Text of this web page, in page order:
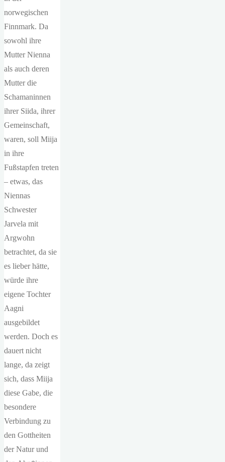
norwegischen
Finnmark. Da
sowohl ihre
Mutter Nienna
als auch deren
Mutter die
Schamaninnen
ihrer Siida, ihrer
Gemeinschaft,
waren, soll Miija
in ihre
Fußstapfen treten
– etwas, das
Niennas
Schwester
Jarvela mit
Argwohn
betrachtet, da sie
es lieber hätte,
würde ihre
eigene Tochter
Aagni
ausgebildet
werden. Doch es
dauert nicht
lange, da zeigt
sich, dass Miija
diese Gabe, die
besondere
Verbindung zu
den Gottheiten
der Natur und